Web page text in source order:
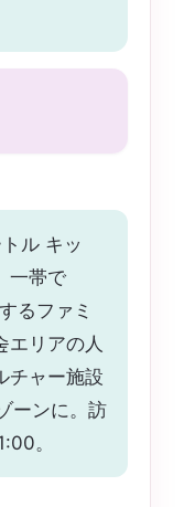
ル キッ
一帯で
るファミ
エリアの人
チャー施設
ーンに。訪
。